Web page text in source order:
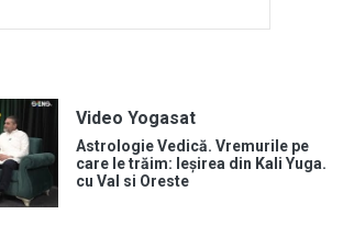
Video Yogasat
Astrologie Vedică. Vremurile pe
care le trăim: Ieșirea din Kali Yuga.
cu Val si Oreste